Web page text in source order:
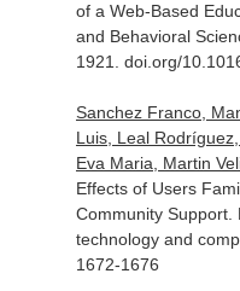
of a Web-Based
and Behavioral
1921. doi.org/
Sanchez Franco,
Luis, Leal
Eva Maria, Martin
Effects of Users
Community Support.
technology and
1672-1676